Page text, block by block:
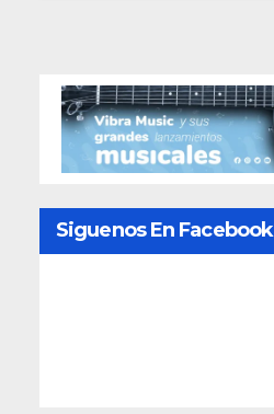
Siguenos En Facebook